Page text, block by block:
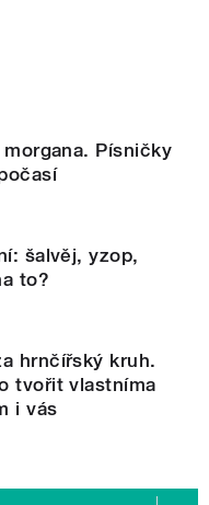
Písničky
šalvěj, yzop,
to?
hrnčířský kruh.
tvořit vlastníma
i vás